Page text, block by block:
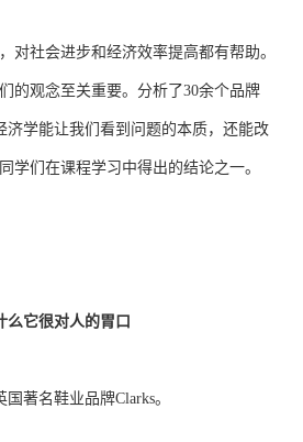
对社会进步和经济效率提高都有帮助。
的观念至关重要。分析了30余个品牌
济学能让我们看到问题的本质，还能改
学们在课程学习中得出的结论之一。
么它很对人的胃口
著名鞋业品牌Clarks。